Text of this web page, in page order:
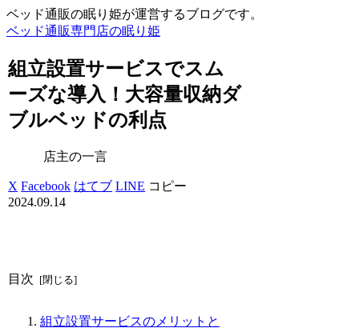
ベッド通販の眠り姫が運営するブログです。
ベッド通販専門店の眠り姫
組立設置サービスでスム
ーズな導入！大容量収納ダ
ブルベッドの利点
店主の一言
X Facebook はてブ LINE コピー
2024.09.14
目次
組立設置サービスのメリットと